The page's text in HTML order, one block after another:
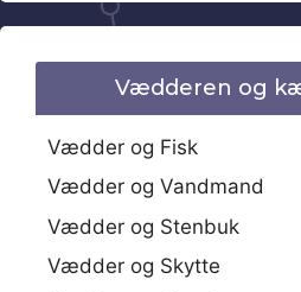
Vædderen og
Vædder og Fisk
Vædder og Vandmand
Vædder og Stenbuk
Vædder og Skytte